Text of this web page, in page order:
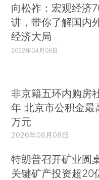
向松祚：宏观经济
讲，带你了解国内
经济大局
2022年04月06日
非京籍五环内购房
年 北京市公积金
万元
2026年08月08日
特朗普召开矿业圆
关键矿产投资超20